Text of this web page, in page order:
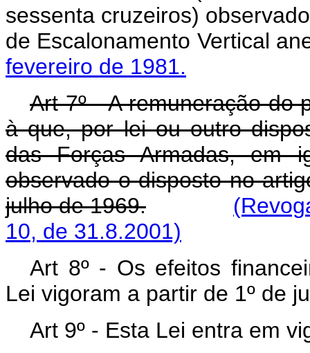
sessenta cruzeiros)
de Escalonamento Vertical
fevereiro de 1981.
Art 7º - A remuneração do
à que, por lei ou outro
das Forças Armadas, em
observado o disposto no
julho de 1969.
10, de 31.8.2001)
Art 8º - Os efeitos
Lei vigoram a partir de 1º de
Art 9º - Esta Lei entra em